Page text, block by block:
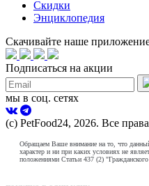
Скидки
Энциклопедия
Скачивайте наше
Подписаться на акции
мы в соц. сетях
(с) PetFood24, 2026. Все
Обращаем Ваше внимание на то, что
характер и ни при каких условиях не
положениями Статьи 437 (2)